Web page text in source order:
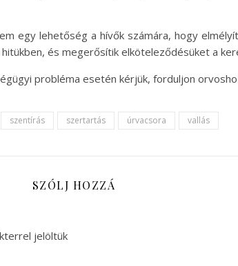
egy lehetőség a hívők számára, hogy
és megerősítik elköteleződésüket a
probléma esetén kérjük, forduljon
szentírás szertartás úrvacsora vallás
SZÓLJ HOZZÁ
jelöltük